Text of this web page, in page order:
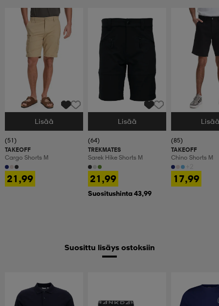
Valitse Koko
Lisää
(51)
TAKEOFF
Cargo Shorts M
21,99
Valitse Koko
Lisää
(64)
TREKMATES
Sarek Hike Shorts M
21,99
Suositushinta 43,99
Valitse Koko
(85)
TAKEOFF
Chino Shorts M
17,99
Suosittu lisäys ostoksiin